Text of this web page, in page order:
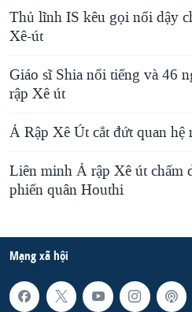
Thủ lĩnh IS kêu gọi nổi dậy
Xê-út
Giáo sĩ Shia nổi tiếng và 46
rập Xê út
Ả Rập Xê Út cắt đứt quan
Liên minh Ả rập Xê út chấm
phiến quân Houthi
Mạng xã hội